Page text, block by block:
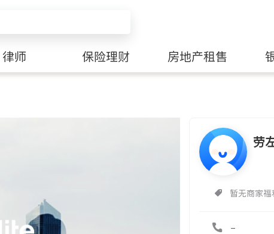
律师 保险理财 房地产租售
劳
暂无商家福
-